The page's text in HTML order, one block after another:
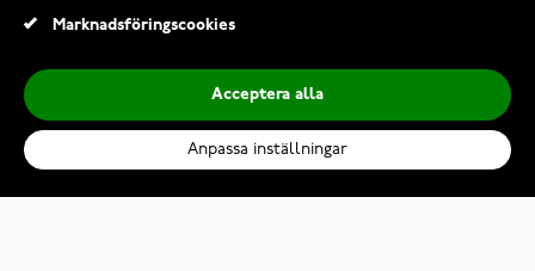
Suunto A-30 kompass
390,00 Kr
Marknadsföringscookies
Acceptera alla
Anpassa inställningar